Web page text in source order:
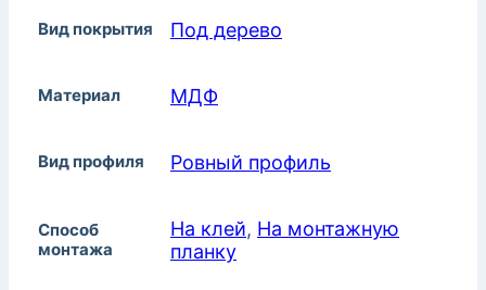
Вид покрытия Под дерево
Материал МДФ
Вид профиля Ровный профиль
Способ
монтажа
На клей, На монтажную
планку